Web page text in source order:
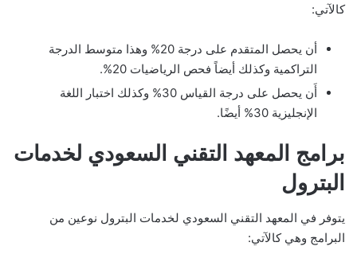
كالآتي:
أن يحصل المتقدم على درجة 20% وهذا متوسط الدرجة
التراكمية وكذلك أيضاً فحص الرياضيات 20%.
أَن يحصل على درجة القياس 30% وكذلك اختبار اللغة
الإنجليزية 30% أيضًا.
برامج المعهد التقني السعودي لخدمات
البترول
يتوفر في المعهد التقني السعودي لخدمات البترول نوعين من
البرامج وهي كالآتي: